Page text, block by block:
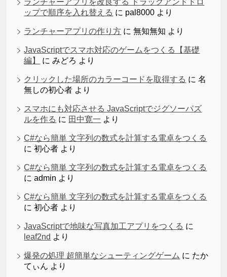
ランチャーアプリを改良する ドラッグアンドドロ
ップで順序を入れ替える に pal8000 より
ランチャーアプリの作り方 に無知無知 より
JavaScriptでスマホ対応のゲームをつくる【基礎
編】
にみどろ より
クリックした場所のカラーコードを取得する に名
無しの初心者 より
スマホにも対応させる JavaScriptでジグソーパズ
ルを作る に 田中寛一 より
C#なら簡単 文字列の数式を計算する電卓をつくる
に初心者 より
C#なら簡単 文字列の数式を計算する電卓をつくる
にadmin より
C#なら簡単 文字列の数式を計算する電卓をつくる
に初心者 より
JavaScriptで地味な写真加工アプリをつくる に
leaf2nd より
爆発の処理 超簡単なシューティングゲーム に たか
てぃん より